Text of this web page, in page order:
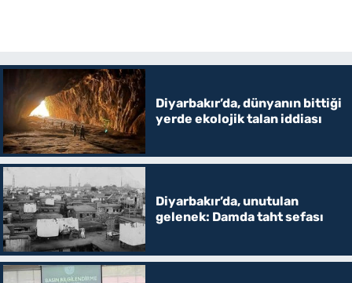
Diyarbakır’da, dünyanın bittiği
yerde ekolojik talan iddiası
Diyarbakır’da, unutulan
gelenek: Damda taht sefası